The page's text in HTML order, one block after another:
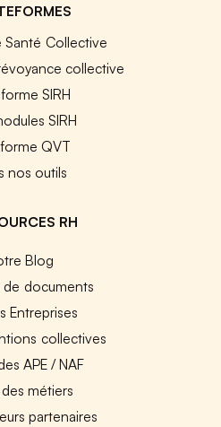
Santé Collective
collective
SIRH
SIRH
QVT
nos outils
RH
Blog
de documents
Entreprises
collectives
APE / NAF
métiers
partenaires